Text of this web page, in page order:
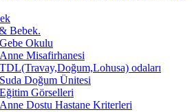
Bebek.
Gebe Okulu
Anne Misafirhanesi
TDL(Travay,Doğum,Lohusa) odaları
Suda Doğum Ünitesi
Eğitim Görselleri
Anne Dostu Hastane Kriterleri